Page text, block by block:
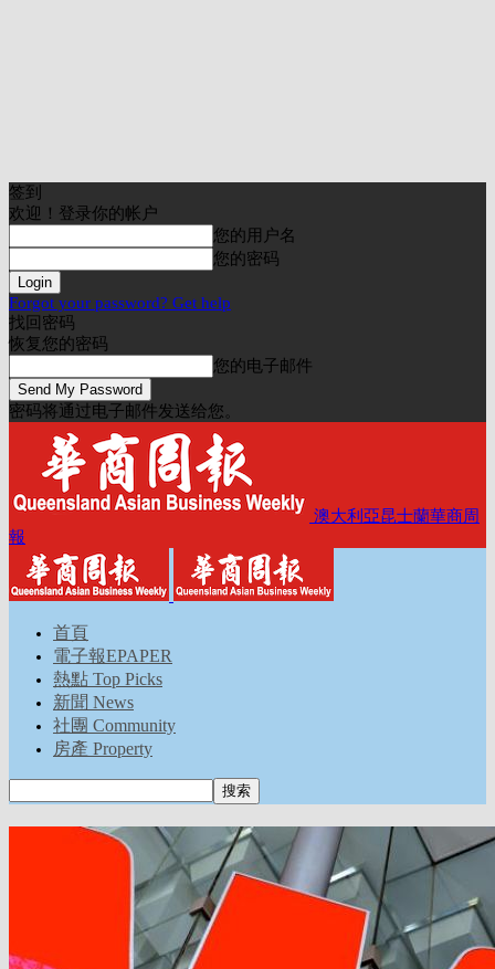
签到
欢迎！登录你的帐户
您的用户名
您的密码
Forgot your password? Get help
找回密码
恢复您的密码
您的电子邮件
密码将通过电子邮件发送给您。
澳大利亞昆士蘭華商周
報
首頁
電子報EPAPER
熱點 Top Picks
新聞 News
社團 Community
房產 Property